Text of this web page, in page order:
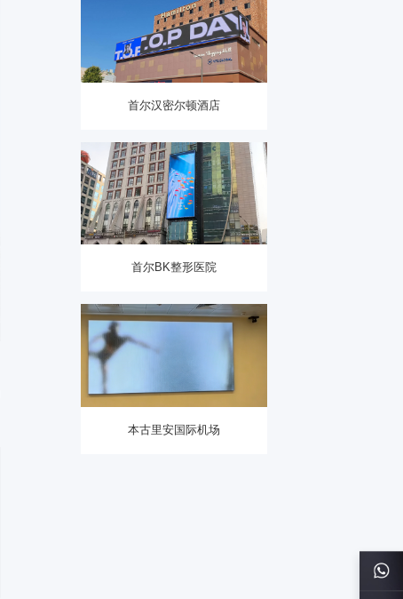
首尔汉密尔顿酒店
首尔BK整形医院
本古里安国际机场